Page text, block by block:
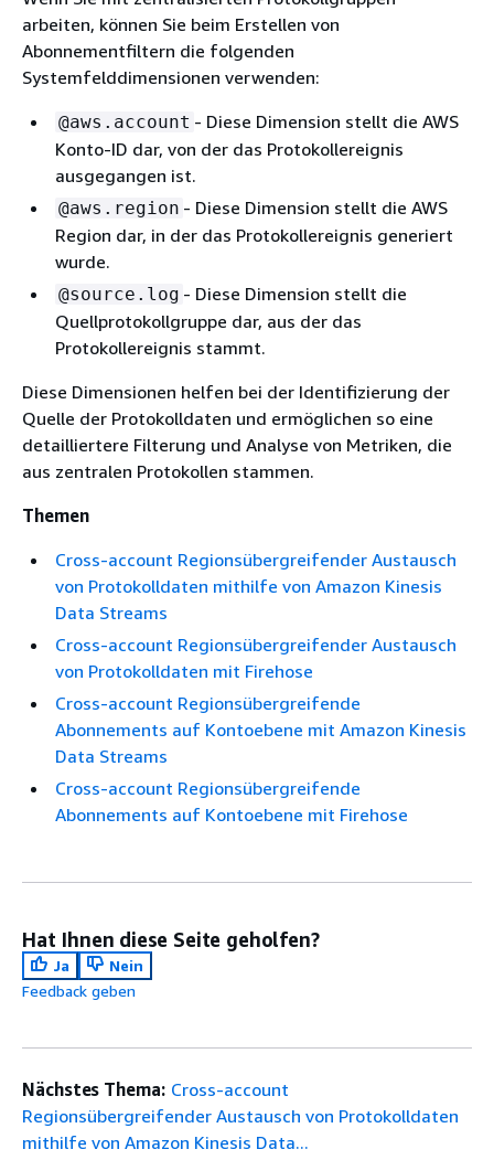
arbeiten, können Sie beim Erstellen von
Abonnementfiltern die folgenden
Systemfelddimensionen verwenden:
@aws.account - Diese Dimension stellt die AWS
Konto-ID dar, von der das Protokollereignis
ausgegangen ist.
@aws.region - Diese Dimension stellt die AWS
Region dar, in der das Protokollereignis generiert
wurde.
@source.log - Diese Dimension stellt die
Quellprotokollgruppe dar, aus der das
Protokollereignis stammt.
Diese Dimensionen helfen bei der Identifizierung der
Quelle der Protokolldaten und ermöglichen so eine
detailliertere Filterung und Analyse von Metriken, die
aus zentralen Protokollen stammen.
Themen
Cross-account Regionsübergreifender Austausch
von Protokolldaten mithilfe von Amazon Kinesis
Data Streams
Cross-account Regionsübergreifender Austausch
von Protokolldaten mit Firehose
Cross-account Regionsübergreifende
Abonnements auf Kontoebene mit Amazon Kinesis
Data Streams
Cross-account Regionsübergreifende
Abonnements auf Kontoebene mit Firehose
Hat Ihnen diese Seite geholfen?
Ja
Nein
Feedback geben
Nächstes Thema: Cross-account
Regionsübergreifender Austausch von Protokolldaten
mithilfe von Amazon Kinesis Data...